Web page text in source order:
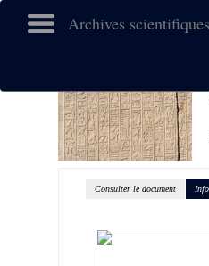
Archives
Consulter le document